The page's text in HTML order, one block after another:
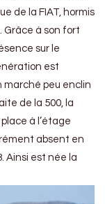
de la FIAT, hormis
Grâce à son fort
sur le
est
marché peu enclin
de la 500, la
à l’étage
absent en
Ainsi est née la